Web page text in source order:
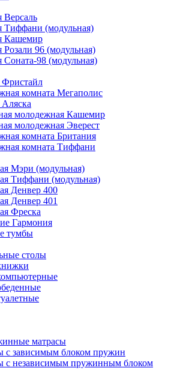
Версаль
Тиффани (модульная)
Кашемир
Розали 96 (модульная)
Соната-98 (модульная)
Фристайл
комната Мегаполис
Аляска
молодежная Кашемир
молодежная Эверест
комната Британия
комната Тиффани
Мэри (модульная)
Тиффани (модульная)
Денвер 400
Денвер 401
Фреска
Гармония
тумбы
столы
матрасы
с зависимым блоком пружин
с независимым пружинным блоком